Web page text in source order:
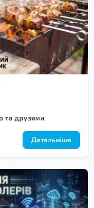
та друзями
Детальніше